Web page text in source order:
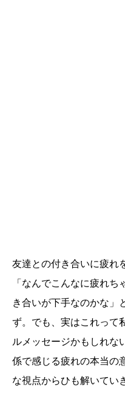
友達との付き合いに疲れ
「なんでこんなに疲れ
き合いが下手なのかな」
ず。でも、実はこれって
ルメッセージかもしれな
係で感じる疲れの本当の
な視点からひも解いてい